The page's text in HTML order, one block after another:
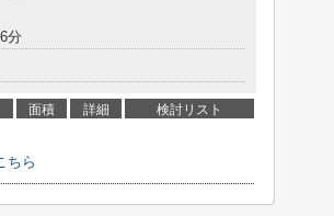
分
面積 詳細 検討リスト
ちら